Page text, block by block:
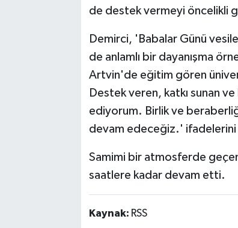
de destek vermeyi öncelikli
Demirci, 'Babalar Günü
de anlamlı bir dayanışma
Artvin'de eğitim gören
Destek veren, katkı sunan
ediyorum. Birlik ve
devam edeceğiz.' ifadelerini
Samimi bir atmosferde
saatlere kadar devam etti.
Kaynak: RSS